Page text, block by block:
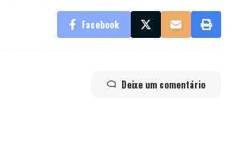
Facebook
Deixe um comentário